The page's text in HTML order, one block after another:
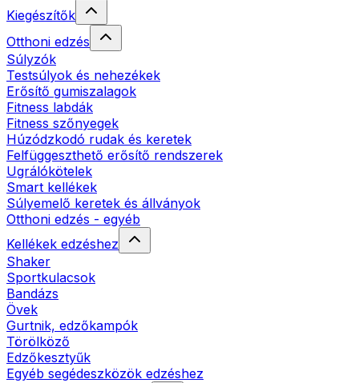
Kiegészítők
Otthoni edzés
Súlyzók
Testsúlyok és nehezékek
Erősítő gumiszalagok
Fitness labdák
Fitness szőnyegek
Húzódzkodó rudak és keretek
Felfüggeszthető erősítő rendszerek
Ugrálókötelek
Smart kellékek
Súlyemelő keretek és állványok
Otthoni edzés - egyéb
Kellékek edzéshez
Shaker
Sportkulacsok
Bandázs
Övek
Gurtnik, edzőkampók
Törölköző
Edzőkesztyűk
Egyéb segédeszközök edzéshez